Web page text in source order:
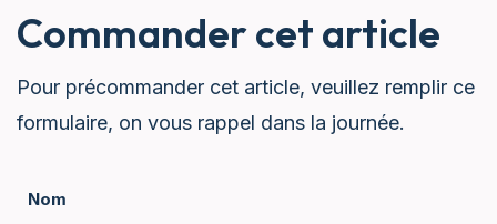
Commander cet article
Pour précommander cet article, veuillez remplir ce
formulaire, on vous rappel dans la journée.
Nom